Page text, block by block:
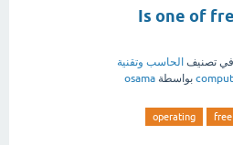
Is one of
في تصنيف الحاسب وتقنية
بواسطة osama
free
operating